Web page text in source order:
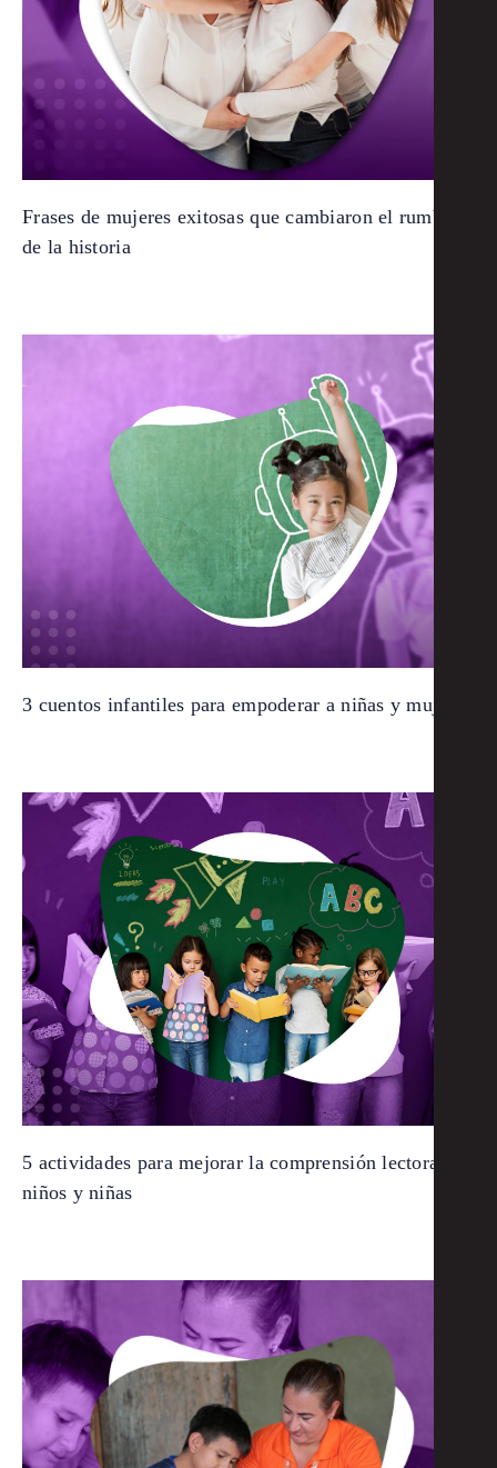
Frases de mujeres exitosas que cambiaron el rumbo
de la historia
3 cuentos infantiles para empoderar a niñas y mujeres
5 actividades para mejorar la comprensión lectora de
niños y niñas